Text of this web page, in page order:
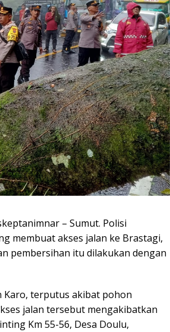
– Sumut. Polisi
membuat akses jalan ke Brastagi,
pembersihan itu dilakukan dengan
Karo, terputus akibat pohon
jalan tersebut mengakibatkan
Km 55-56, Desa Doulu,